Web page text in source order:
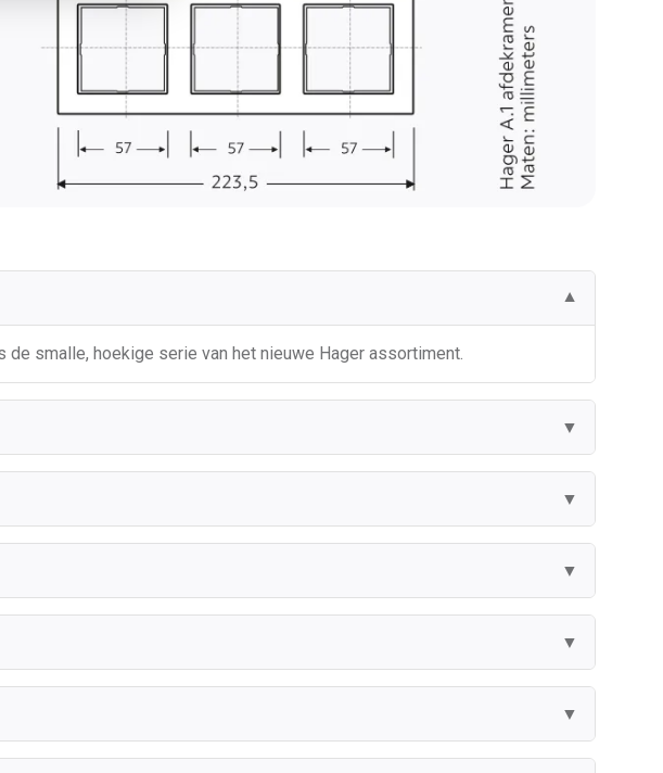
▼
de smalle, hoekige serie van het nieuwe Hager assortiment.
▼
▼
▼
▼
▼